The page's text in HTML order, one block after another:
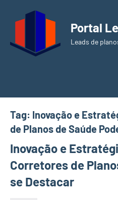
conteúdo
Portal
Leads de
Tag: Inovação e
de Planos de Saúde
Inovação e
Corretores de
se Destacar